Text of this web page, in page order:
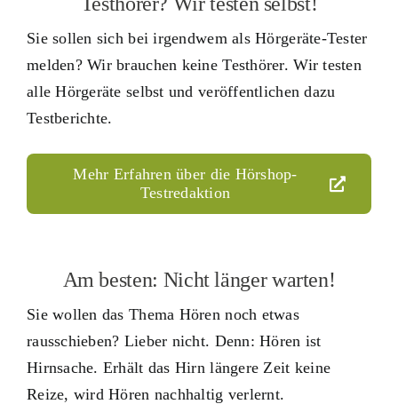
Sie sollen sich bei irgendwem als Hörgeräte-Tester
melden? Wir brauchen keine Testhörer. Wir testen
alle Hörgeräte selbst und veröffentlichen dazu
Testberichte.
Mehr Erfahren über die Hörshop-
Testredaktion
Am besten: Nicht länger warten!
Sie wollen das Thema Hören noch etwas
rausschieben? Lieber nicht. Denn: Hören ist
Hirnsache. Erhält das Hirn längere Zeit keine
Reize, wird Hören nachhaltig verlernt.